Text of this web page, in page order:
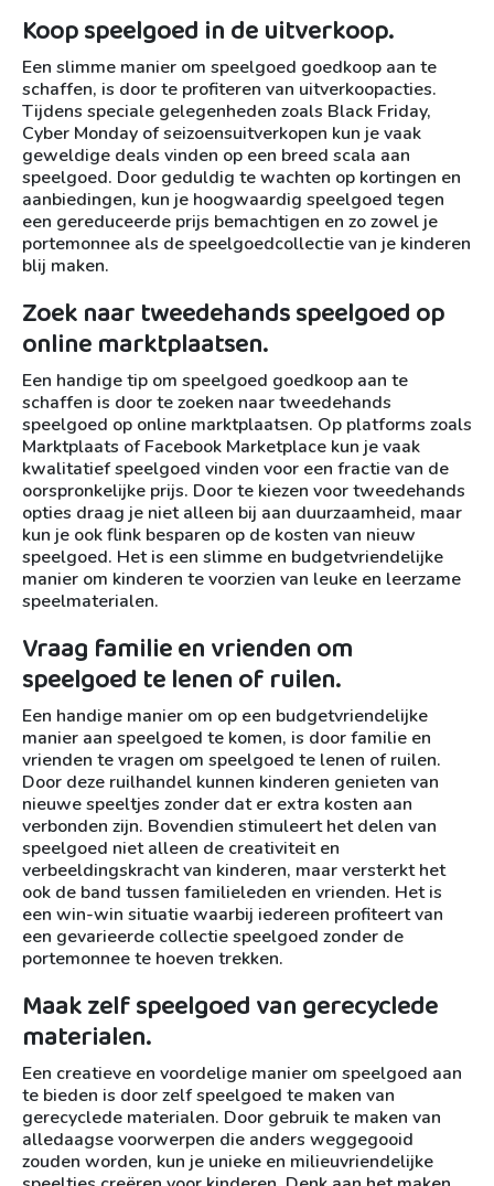
Koop speelgoed in de uitverkoop.
Een slimme manier om speelgoed goedkoop aan te
schaffen, is door te profiteren van uitverkoopacties.
Tijdens speciale gelegenheden zoals Black Friday,
Cyber Monday of seizoensuitverkopen kun je vaak
geweldige deals vinden op een breed scala aan
speelgoed. Door geduldig te wachten op kortingen en
aanbiedingen, kun je hoogwaardig speelgoed tegen
een gereduceerde prijs bemachtigen en zo zowel je
portemonnee als de speelgoedcollectie van je kinderen
blij maken.
Zoek naar tweedehands speelgoed op
online marktplaatsen.
Een handige tip om speelgoed goedkoop aan te
schaffen is door te zoeken naar tweedehands
speelgoed op online marktplaatsen. Op platforms zoals
Marktplaats of Facebook Marketplace kun je vaak
kwalitatief speelgoed vinden voor een fractie van de
oorspronkelijke prijs. Door te kiezen voor tweedehands
opties draag je niet alleen bij aan duurzaamheid, maar
kun je ook flink besparen op de kosten van nieuw
speelgoed. Het is een slimme en budgetvriendelijke
manier om kinderen te voorzien van leuke en leerzame
speelmaterialen.
Vraag familie en vrienden om
speelgoed te lenen of ruilen.
Een handige manier om op een budgetvriendelijke
manier aan speelgoed te komen, is door familie en
vrienden te vragen om speelgoed te lenen of ruilen.
Door deze ruilhandel kunnen kinderen genieten van
nieuwe speeltjes zonder dat er extra kosten aan
verbonden zijn. Bovendien stimuleert het delen van
speelgoed niet alleen de creativiteit en
verbeeldingskracht van kinderen, maar versterkt het
ook de band tussen familieleden en vrienden. Het is
een win-win situatie waarbij iedereen profiteert van
een gevarieerde collectie speelgoed zonder de
portemonnee te hoeven trekken.
Maak zelf speelgoed van gerecyclede
materialen.
Een creatieve en voordelige manier om speelgoed aan
te bieden is door zelf speelgoed te maken van
gerecyclede materialen. Door gebruik te maken van
alledaagse voorwerpen die anders weggegooid
zouden worden, kun je unieke en milieuvriendelijke